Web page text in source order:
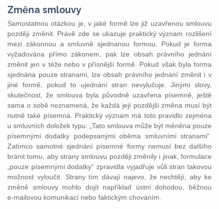
Změna smlouvy
Samostatnou otázkou je, v jaké formě lze již uzavřenou smlouvu
později změnit. Právě zde se ukazuje praktický význam rozlišení
mezi zákonnou a smluvně sjednanou formou. Pokud je forma
vyžadována přímo zákonem, pak lze obsah právního jednání
změnit jen v téže nebo v přísnější formě. Pokud však byla forma
sjednána pouze stranami, lze obsah právního jednání změnit i v
jiné formě, pokud to ujednání stran nevylučuje. Jinými slovy,
skutečnost, že smlouva byla původně uzavřena písemně, ještě
sama o sobě neznamená, že každá její pozdější změna musí být
nutně také písemná. Praktický význam má toto pravidlo zejména
u smluvních doložek typu: „Tato smlouva může být měněna pouze
písemnými dodatky podepsanými oběma smluvními stranami“.
Zatímco samotné sjednání písemné formy nemusí bez dalšího
bránit tomu, aby strany smlouvu později změnily i jinak, formulace
„pouze písemnými dodatky“ zpravidla vyjadřuje vůli stran takovou
možnost vyloučit. Strany tím dávají najevo, že nechtějí, aby ke
změně smlouvy mohlo dojít například ústní dohodou, běžnou
e‑mailovou komunikací nebo faktickým chováním.